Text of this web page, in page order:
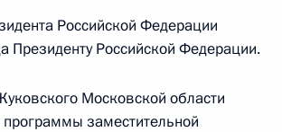
Российской Федерации
Президенту Российской Федерации.
Московской области
заместительной